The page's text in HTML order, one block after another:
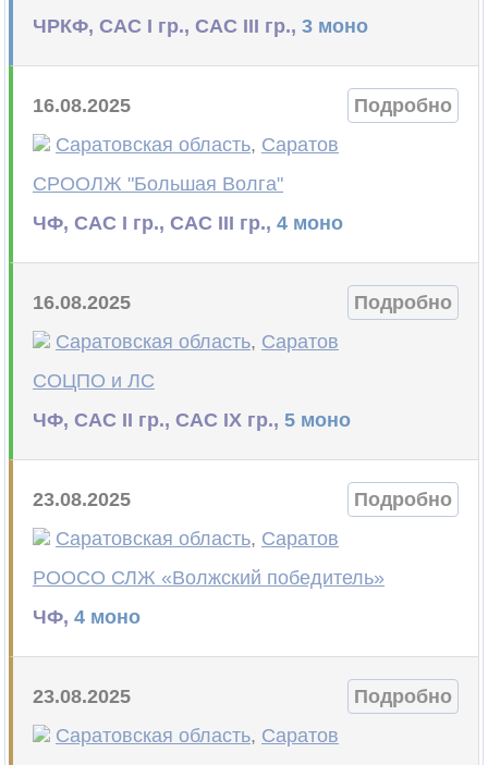
ЧРКФ, САС I гр., САС III гр., 3 моно
16.08.2025
Подробно
Саратовская область, Саратов
СРООЛЖ "Большая Волга"
ЧФ, САС I гр., САС III гр., 4 моно
16.08.2025
Подробно
Саратовская область, Саратов
СОЦПО и ЛС
ЧФ, САС II гр., САС IX гр., 5 моно
23.08.2025
Подробно
Саратовская область, Саратов
РООСО СЛЖ «Волжский победитель»
ЧФ, 4 моно
23.08.2025
Подробно
Саратовская область, Саратов